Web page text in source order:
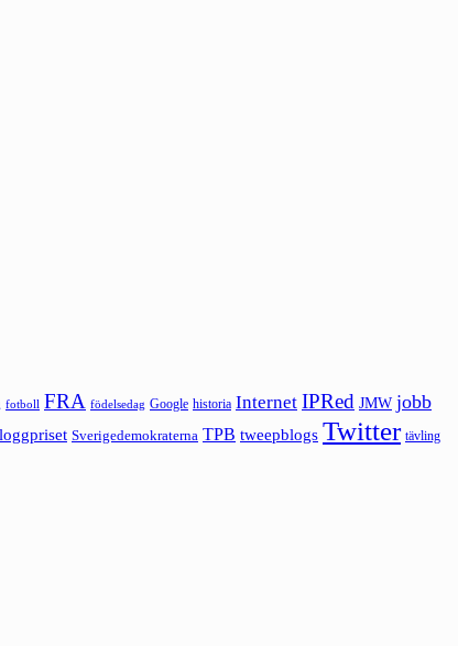
fotboll FRA födelsedag Google historia Internet IPRed JMW jobb
Sverigedemokraterna TPB tweepblogs Twitter tävling